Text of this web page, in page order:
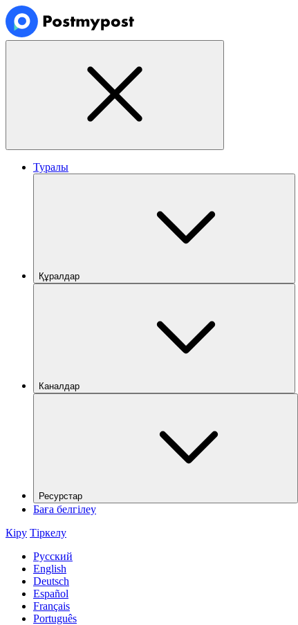
Туралы
Құралдар
Каналдар
Ресурстар
Баға белгілеу
Кіру Тіркелу
Русский
English
Deutsch
Español
Français
Português